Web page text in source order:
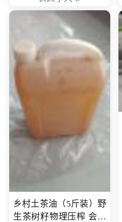
乡村土茶油（5斤装）野
生茶树籽物理压榨 会员